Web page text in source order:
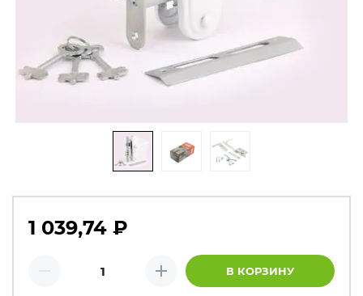
1 039,74 ₽
Плюс В КОРЗИНУ